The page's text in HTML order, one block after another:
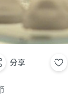
分享